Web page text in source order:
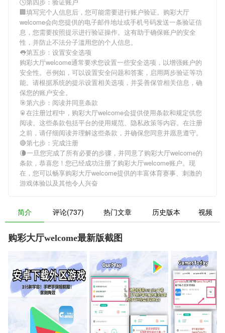
🏢填写完个人信息后，您可能需要进行账户验证。 购彩大厅
welcome会向您提供的电子邮件地址或手机号码发送一条验证信
息，您需要按照提示进行验证操作。这有助于确保账户的安全
性，并防止不法分子滥用您的个人信息。
👅第五步：设置安全选项
购彩大厅welcome通常要求您设置一些安全选项，以增强账户的
安全性。🍜例如，可以设置安全问题和答案，启用两步验证等功
能。请根据系统的提示设置相关选项，并妥善保管相关信息，确
保您的账户安全。
🎯第六步：阅读并同意条款
🥫在注册过程中， 购彩大厅welcome会提供使用条款和规定供您
阅读。这些条款包括平台的使用规范、隐私政策等内容。在注册
之前，请仔细阅读并理解这些条款，并确保您同意并愿意遵守。
🔴第七步：完成注册
🌘一旦您完成了所有必要的步骤，并同意了购彩大厅welcome的
条款，恭喜您！您已经成功注册了购彩大厅welcome账户。现
在，您可以畅享购彩大厅welcome提供的丰富体育赛事、刺激的
游戏体验以及其他令人兴奋
简介 评论(737) 热门文章 历史版本 视频
购彩大厅welcome最新版截图